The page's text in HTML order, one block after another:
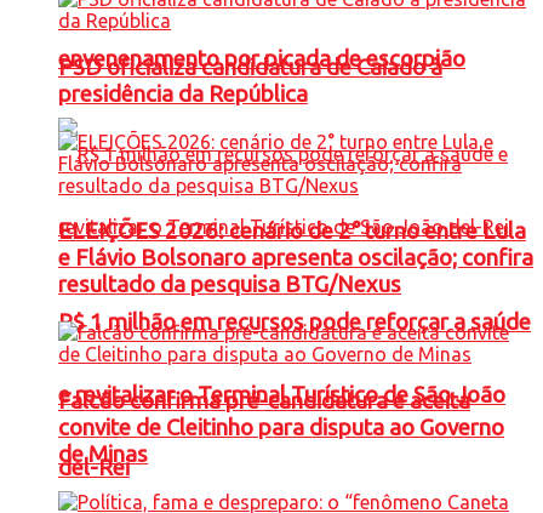
envenenamento por picada de escorpião
R$ 1 milhão em recursos pode reforçar a saúde
e revitalizar o Terminal Turístico de São João
del-Rei
PSD oficializa candidatura de Caiado à
presidência da República
ELEIÇÕES 2026: cenário de 2° turno entre Lula
e Flávio Bolsonaro apresenta oscilação; confira
resultado da pesquisa BTG/Nexus
Falcão confirma pré-candidatura e aceita
convite de Cleitinho para disputa ao Governo
de Minas